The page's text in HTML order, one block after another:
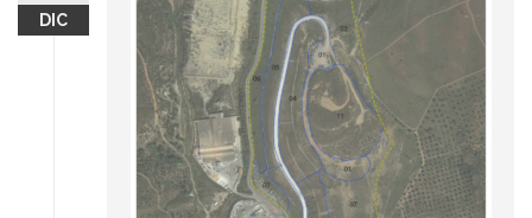
DIC